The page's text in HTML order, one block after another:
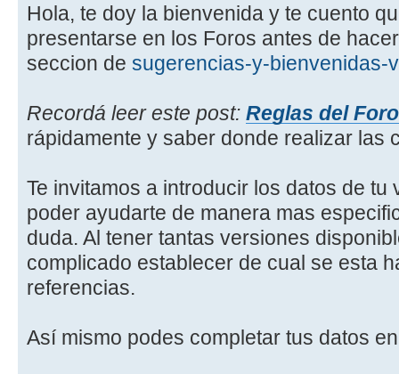
Hola, te doy la bienvenida y te cuento
presentarse en los Foros antes de
seccion de sugerencias-y-bienvenidas-
Recordá leer este post: Reglas del Foro
rápidamente y saber donde realizar las
Te invitamos a introducir los datos de
poder ayudarte de manera mas
duda. Al tener tantas versiones
complicado establecer de cual se esta
referencias.
Así mismo podes completar tus datos